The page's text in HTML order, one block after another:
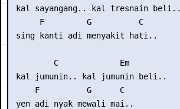
kal sayangang.. kal tresnain beli..
      F         G          C
sing kanti adi menyakit hati..
         C             Em
kal jumunin.. kal jumunin beli..
     F          G      C
yen adi nyak mewali mai..